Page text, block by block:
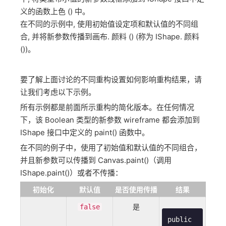
义的函数上色 () 中。
在不同的示例中, 使用初始值设定项和默认值的不同组
合, 并将新参数传播到画布. 颜料 () (称为 IShape. 颜料
())。
要了解上面讨论的不同重构设置如何影响重构结果，请
让我们考虑以下示例。
所有示例都是前面所示重构的简化版本。在任何情况
下，该 Boolean 类型的新参数 wireframe 都会添加到
IShape 接口中定义的 paint() 函数中。
在不同的例子中，使用了初始值和默认值的不同组合，
并且新参数可以传播到 Canvas.paint()（调用
IShape.paint()）或者不传播：
初始化 默认值 是否使用传播 结果
false 是
public